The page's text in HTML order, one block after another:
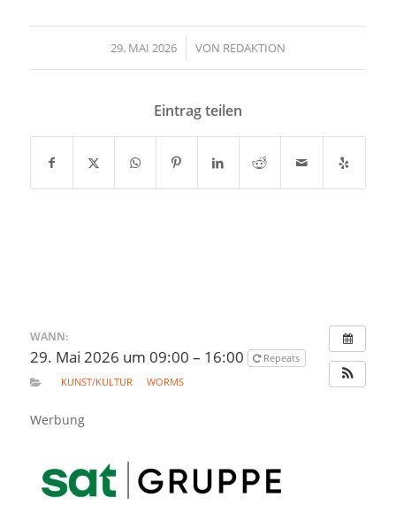
29. MAI 2026
/ VON REDAKTION
Eintrag teilen
WANN:
29. Mai 2026 um 09:00 – 16:00
Repeats
KUNST/KULTUR
WORMS
Werbung